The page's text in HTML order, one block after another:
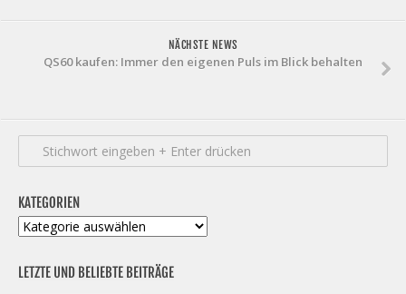
NÄCHSTE NEWS
QS60 kaufen: Immer den eigenen Puls im Blick behalten
KATEGORIEN
Kategorien
LETZTE UND BELIEBTE BEITRÄGE